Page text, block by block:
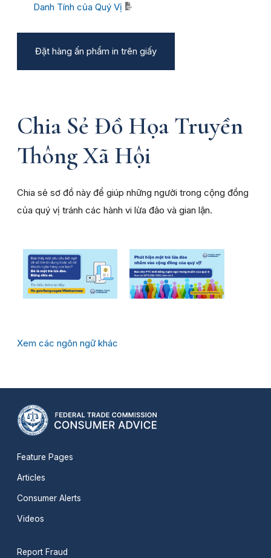
Danh Tính của Quý Vị
Đặt hàng ấn phẩm in trên giấy
Chia Sẻ Đồ Họa Truyền
Thông Xã Hội
Chia sẻ sơ đồ này để giúp những người trong cộng đồng
của quý vị tránh các hành vi lừa đảo và gian lận.
Xem các ngôn ngữ khác
Feature Pages
Articles
Consumer Alerts
Videos
Report Fraud